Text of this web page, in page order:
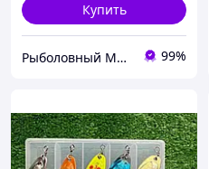
Купить
Рыболовный Магазин "Svit Primanki" 99%